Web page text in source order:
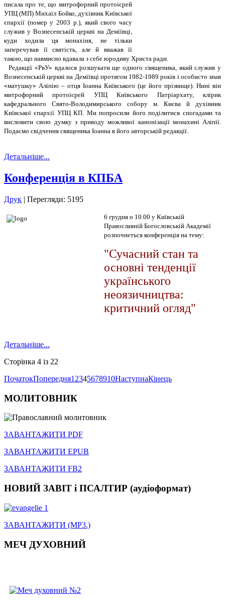
писала про те, що митрофорний протоієрей
УПЦ (МП) Михаїл Бойко, духівник Київської
єпархії (помер у 2003 р.), який свого часу
служив у Вознесенській церкві на Деміївці,
куди ходила ця монахіня, не тільки
заперечував її святість, але й вважав її
такою, що навмисно вдавала з себе юродиву Христа ради.
Редакції «РвУ» вдалося розшукати ще одного священика, який служив у
Вознесенській церкві на Деміївці протягом 1982-1989 років і особисто знав
«матушку» Аліпію – отця Іоанна Київського (це його прізвище). Нині він
митрофорний протоієрей УПЦ Київського Патріархату, клірик
кафедрального Свято-Володимирського собору м. Києва й духівник
Київської єпархії УПЦ КП. Ми попросили його поділитися спогадами та
висловити свою думку з приводу можливої канонізації монахині Аліпії.
Подаємо свідчення священика Іоанна в його авторській редакції.
Детальніше...
Конференція в КПБА
Друк | Перегляди: 5195
6 грудня о 10.00 у Київській
Православній Богословській Академії
розпочнеться конференція на тему:
"Сучасний стан та
основні тенденції
українського
неоязичництва:
критичний огляд"
Детальніше...
Сторінка 4 із 22
ПочатокПопередня1 2345678910НаступнаКінець
МОЛИТОВНИК
ЗАВАНТАЖИТИ PDF
ЗАВАНТАЖИТИ EPUB
ЗАВАНТАЖИТИ FB2
НОВИЙ ЗАВІТ і ПСАЛТИР (аудіоформат)
ЗАВАНТАЖИТИ (MP3.)
МЕЧ ДУХОВНИЙ